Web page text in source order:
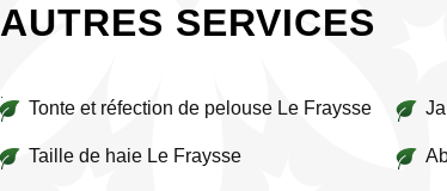
AUTRES SERVICES
Tonte et réfection de pelouse Le Fraysse
Taille de haie Le Fraysse